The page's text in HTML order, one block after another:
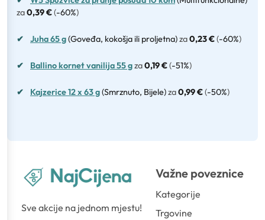
za0,39 €(-60%)
✔ Juha 65 g(Goveđa, kokošja ili proljetna)za0,23 €(-60%)
✔ Ballino kornet vanilija 55 gza0,19 €(-51%)
✔ Kajzerice 12 x 63 g(Smrznuto, Bijele)za0,99 €(-50%)
Sve akcije na jednom mjestu!
Važne poveznice
Kategorije
Trgovine